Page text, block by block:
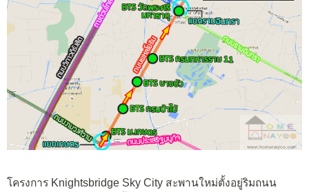
โครงการ Knightsbridge Sky City สะพานใหม่ตั้งอยู่ริมถนน